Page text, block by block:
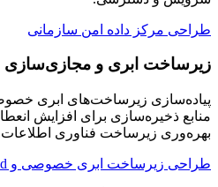
طراحی مرکز داده امن سازمانی
زیرساخت ابری و مجازی‌سازی
پیاده‌سازی زیرساخت‌های ابری
منابع ذخیره‌سازی برای افزایش
بهره‌وری زیرساخت فناوری
طراحی زیرساخت ابری خصوصی و Hybrid